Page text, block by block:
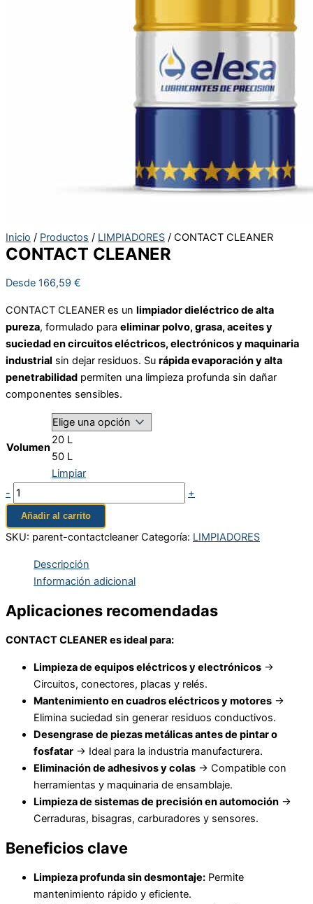
Inicio / Productos / LIMPIADORES / CONTACT CLEANER
CONTACT CLEANER
Desde 166,59 €
CONTACT CLEANER es un limpiador dieléctrico de alta
pureza, formulado para eliminar polvo, grasa, aceites y
suciedad en circuitos eléctricos, electrónicos y maquinaria
industrial sin dejar residuos. Su rápida evaporación y alta
penetrabilidad permiten una limpieza profunda sin dañar
componentes sensibles.
Volumen
20 L
50 L
Limpiar
-
+
Añadir al carrito
SKU: parent-contactcleaner Categoría: LIMPIADORES
Descripción
Información adicional
Aplicaciones recomendadas
CONTACT CLEANER es ideal para:
Limpieza de equipos eléctricos y electrónicos →
Circuitos, conectores, placas y relés.
Mantenimiento en cuadros eléctricos y motores →
Elimina suciedad sin generar residuos conductivos.
Desengrase de piezas metálicas antes de pintar o
fosfatar → Ideal para la industria manufacturera.
Eliminación de adhesivos y colas → Compatible con
herramientas y maquinaria de ensamblaje.
Limpieza de sistemas de precisión en automoción →
Cerraduras, bisagras, carburadores y sensores.
Beneficios clave
Limpieza profunda sin desmontaje: Permite
mantenimiento rápido y eficiente.